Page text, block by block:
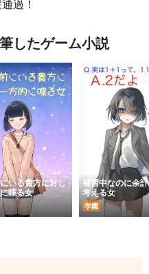
過！
したゲーム小説
いる貴方に対し
喋る女
補習中なのに余
考える女
学園